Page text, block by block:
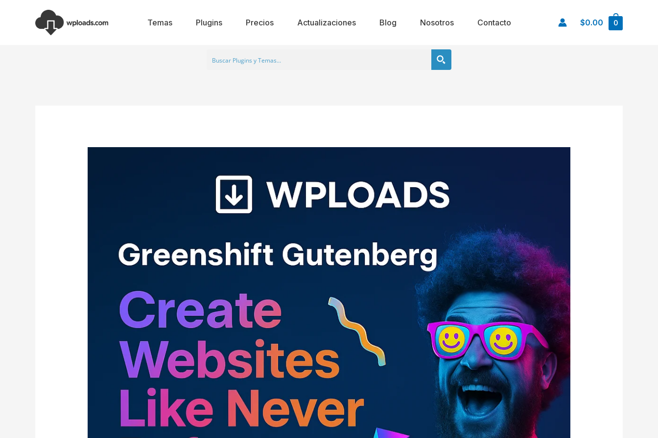
Temas Plugins Precios Actualizaciones Blog Nosotros Contacto $0.00 0